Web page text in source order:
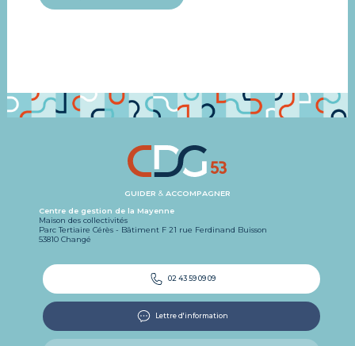
GUIDER & ACCOMPAGNER
Centre de gestion de la Mayenne
Maison des collectivités
Parc Tertiaire Cérès - Bâtiment F 21 rue Ferdinand Buisson
53810 Changé
02 43 59 09 09
Lettre d'information